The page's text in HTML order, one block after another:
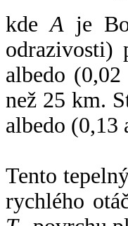
kdeA je
odrazivosti)
albedo
než 25 km.
albedo (0,13
Tento
rychlého